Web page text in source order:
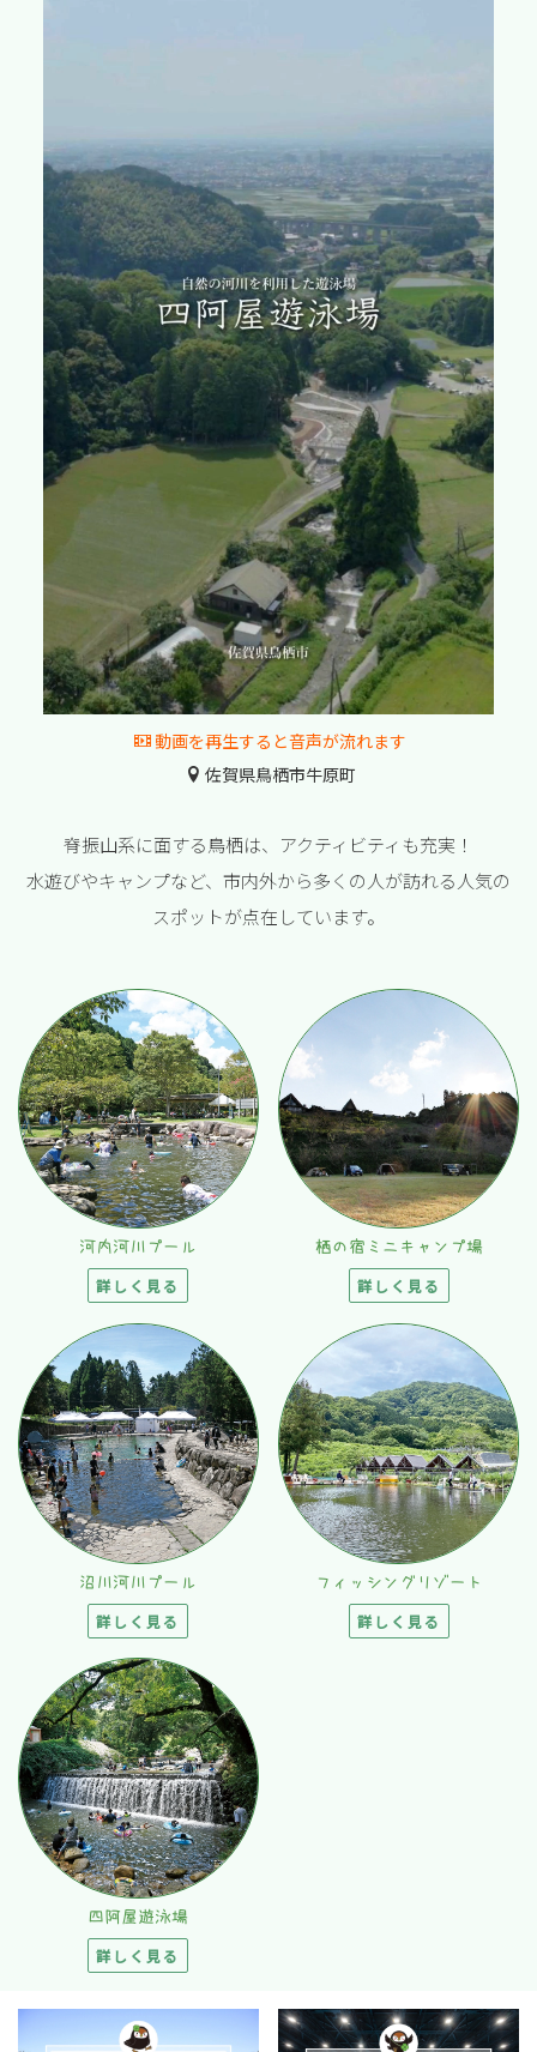
動画を再生すると音声が流れます
佐賀県鳥栖市牛原町
脊振山系に面する鳥栖は、アクティビティも充実！
水遊びやキャンプなど、市内外から多くの人が訪れる人気の
スポットが点在しています。
河内河川プール
詳しく見る
栖の宿ミニキャンプ場
詳しく見る
沼川河川プール
詳しく見る
フィッシングリゾート
詳しく見る
四阿屋遊泳場
詳しく見る